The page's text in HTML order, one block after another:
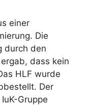
einer
Die
durch den
dass kein
HLF wurde
Der
Gruppe